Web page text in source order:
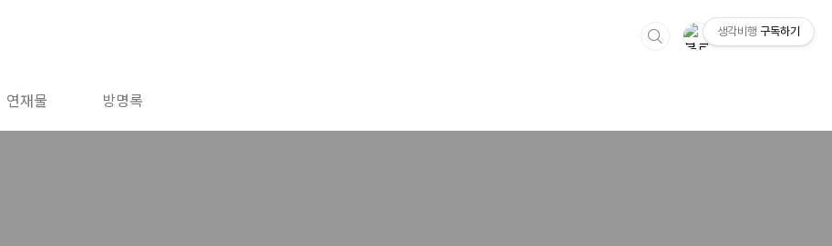
연재물 방명록
생각비행 구독하기